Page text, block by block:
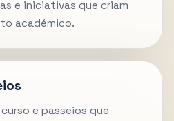
e iniciativas que criam
académico.
e passeios que